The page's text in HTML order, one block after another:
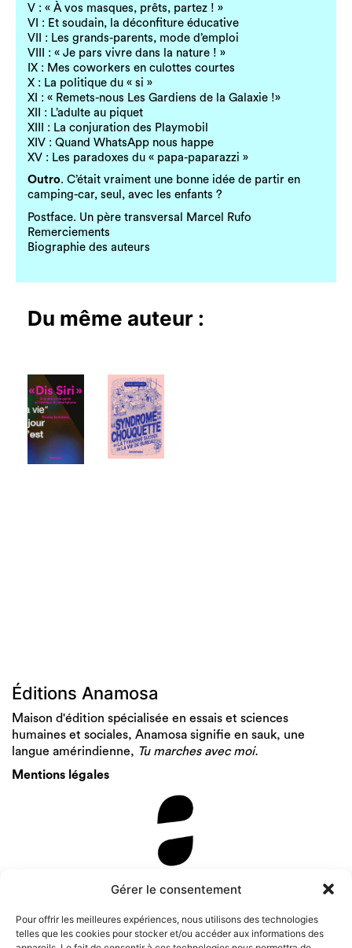
Gérer le consentement
Pour offrir les meilleures expériences, nous utilisons des technologies
telles que les cookies pour stocker et/ou accéder aux informations des
V : « À vos masques, prêts, partez ! »
VI : Et soudain, la déconfiture éducative
VII : Les grands-parents, mode d’emploi
VIII : « Je pars vivre dans la nature ! »
IX : Mes coworkers en culottes courtes
X : La politique du « si »
XI : « Remets-nous Les Gardiens de la Galaxie !»
XII : L’adulte au piquet
XIII : La conjuration des Playmobil
XIV : Quand WhatsApp nous happe
XV : Les paradoxes du « papa-paparazzi »
Outro. C’était vraiment une bonne idée de partir en
camping-car, seul, avec les enfants ?
Postface. Un père transversal Marcel Rufo
Remerciements
Biographie des auteurs
Du même auteur :
Éditions Anamosa
Maison d'édition spécialisée en essais et sciences
humaines et sociales, Anamosa signifie en sauk, une
langue amérindienne, Tu marches avec moi.
Mentions légales